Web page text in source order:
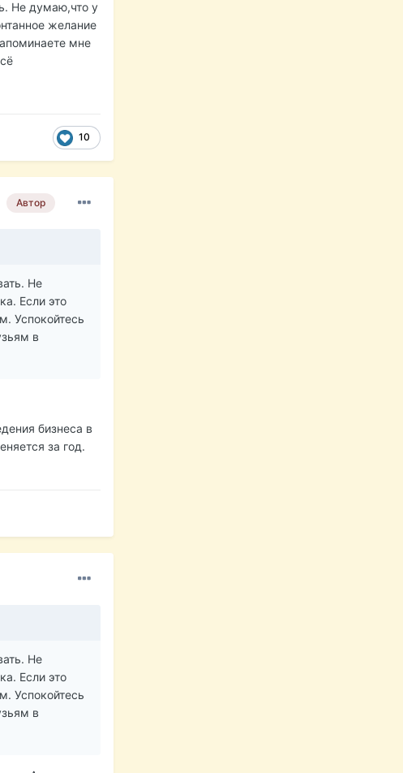
Не думаю,что у
желание
мне
10
Автор
Не
Если это
Успокойтесь
в
бизнеса в
за год.
Не
Если это
Успокойтесь
в